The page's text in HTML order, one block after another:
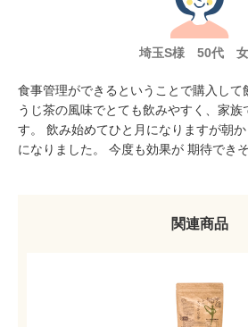
埼玉S様 50代
食事管理ができるということで購入して
うじ茶の風味でとても飲みやすく、家族
す。 飲み始めてひと月になりますが朝
になりました。 今度も効果が 期待でき
関連商品